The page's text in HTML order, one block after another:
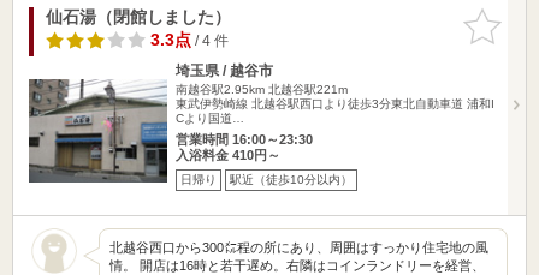
お気に入
りに追加
仙石湯（閉館しました）
3.3点/ 4 件
埼玉県 / 越谷市
南越谷駅2.95km 北越谷駅221m
東武伊勢崎線 北越谷駅西口より徒歩3分東北自動車道 浦和I
Cより国道…
営業時間 16:00～23:30
入浴料金 410円～
日帰り 駅近（徒歩10分以内）
北越谷西口から300㍍程の所にあり、周囲はすっかり住宅地の風
情。 開店は16時と若干遅め。右隣はコインランドリーを経営、